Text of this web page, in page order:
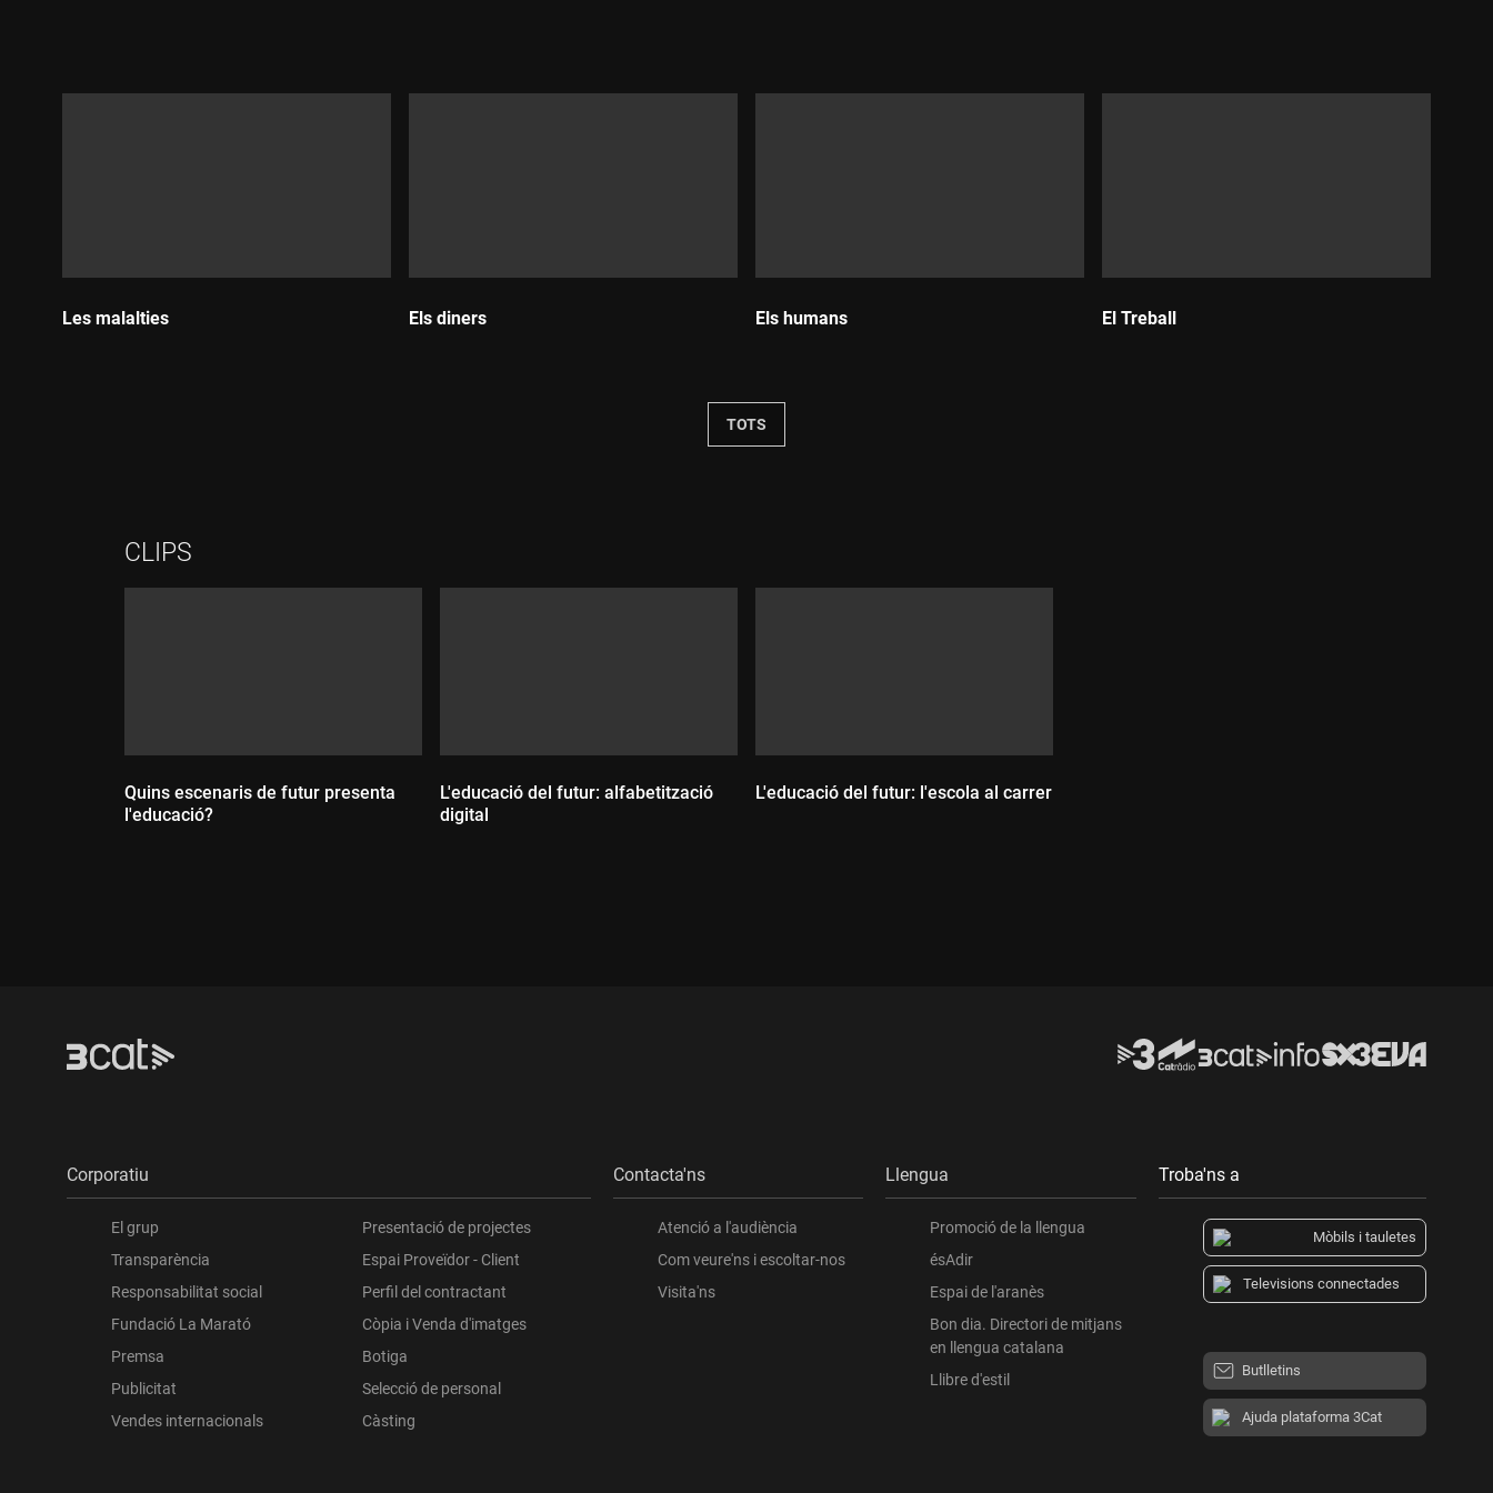
Les malalties Els diners Els humans El Treball
TOTS
CLIPS
Quins escenaris de futur presenta
l'educació?
L'educació del futur: alfabetització
digital
L'educació del futur: l'escola al carrer
Corporatiu
El grup
Transparència
Responsabilitat social
Fundació La Marató
Premsa
Publicitat
Vendes internacionals
Presentació de projectes
Espai Proveïdor - Client
Perfil del contractant
Còpia i Venda d'imatges
Botiga
Selecció de personal
Càsting
Contacta'ns
Atenció a l'audiència
Com veure'ns i escoltar-nos
Visita'ns
Llengua
Promoció de la llengua
ésAdir
Espai de l'aranès
Bon dia. Directori de mitjans
en llengua catalana
Llibre d'estil
Troba'ns a
Mòbils i tauletes
Televisions connectades
Butlletins
Ajuda plataforma 3Cat